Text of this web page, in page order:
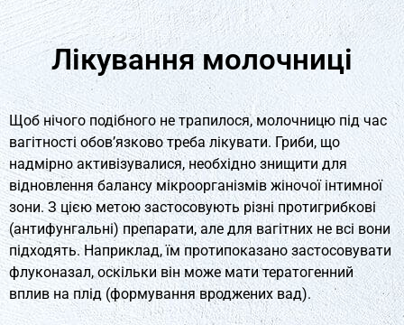
Лікування молочниці
Щоб нічого подібного не трапилося, молочницю під час
вагітності обов’язково треба лікувати. Гриби, що
надмірно активізувалися, необхідно знищити для
відновлення балансу мікроорганізмів жіночої інтимної
зони. З цією метою застосовують різні протигрибкові
(антифунгальні) препарати, але для вагітних не всі вони
підходять. Наприклад, їм протипоказано застосовувати
флуконазал, оскільки він може мати тератогенний
вплив на плід (формування вроджених вад).